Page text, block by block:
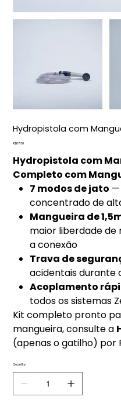
Hydropistola com
Price
R$87.60
Hydropistola com
Completo com
7 modos de jato —
concentrado de
Mangueira de
maior liberdade
a conexão
Trava de
acidentais durante
Acoplamento
todos os sistemas
Kit completo pronto
mangueira, consulte a
(apenas o gatilho) por
Quantity